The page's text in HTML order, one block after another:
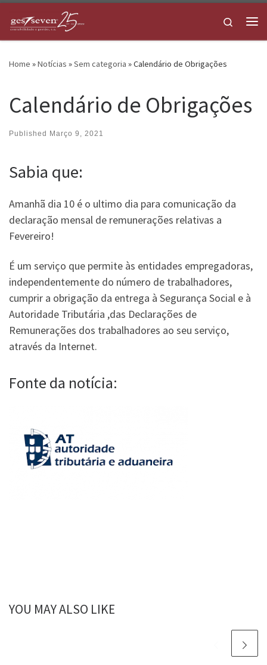
Skip to content
Search
Home »Notícias »Sem categoria »Calendário de Obrigações
Calendário de Obrigações
Published Março 9, 2021
Sabia que:
Amanhã dia 10 é o ultimo dia para comunicação da
declaração mensal de remunerações relativas a
Fevereiro!
É um serviço que permite às entidades empregadoras,
independentemente do número de trabalhadores,
cumprir a obrigação da entrega à Segurança Social e à
Autoridade Tributária ,das Declarações de
Remunerações dos trabalhadores ao seu serviço,
através da Internet.
Fonte da notícia:
YOU MAY ALSO LIKE